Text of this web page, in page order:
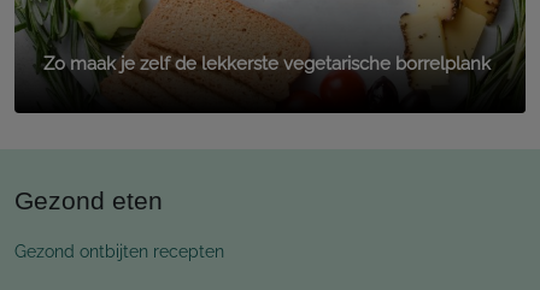
Zo maak je zelf de lekkerste vegetarische borrelplank
Gezond eten
Gezond ontbijten recepten